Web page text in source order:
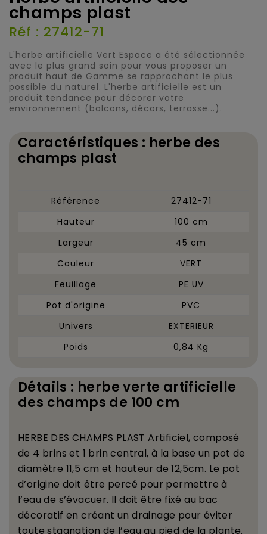
champs plast
Réf : 27412-71
L'herbe artificielle Vert Espace a été sélectionnée
avec le plus grand soin pour vous proposer un
produit haut de Gamme se rapprochant le plus
possible du naturel. L'herbe artificielle est un
produit tendance pour décorer votre
environnement (balcons, décors, terrasse...).
Caractéristiques : herbe des
champs plast
Référence
27412-71
Hauteur
100 cm
Largeur
45 cm
Couleur
VERT
Feuillage
PE UV
Pot d'origine
PVC
Univers
EXTERIEUR
Poids
0,84 Kg
Détails : herbe verte artificielle
des champs de 100 cm
HERBE DES CHAMPS PLAST Artificiel, composé
de 4 brins et 1 brin central, à la base un pot de
diamètre 11,5 cm et hauteur de 12,5cm. Le pot
d’origine doitêtre percé pour permettreà
l’eau de s’évacuer. Il doitêtre fixé au bac
décoratif en créant un drainage pour éviter
toute stagnation de l’eau au pied de la plante.